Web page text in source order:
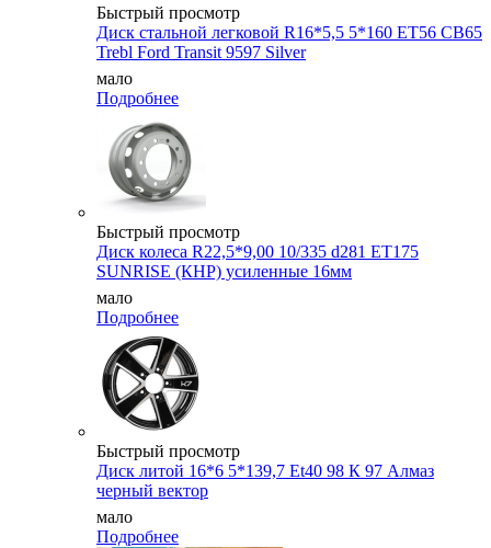
Быстрый просмотр
Диск стальной легковой R16*5,5 5*160 ET56 CB65
Trebl Ford Transit 9597 Silver
мало
Подробнее
Быстрый просмотр
Диск колеса R22,5*9,00 10/335 d281 ET175
SUNRISE (КНР) усиленные 16мм
мало
Подробнее
Быстрый просмотр
Диск литой 16*6 5*139,7 Et40 98 К 97 Алмаз
черный вектор
мало
Подробнее